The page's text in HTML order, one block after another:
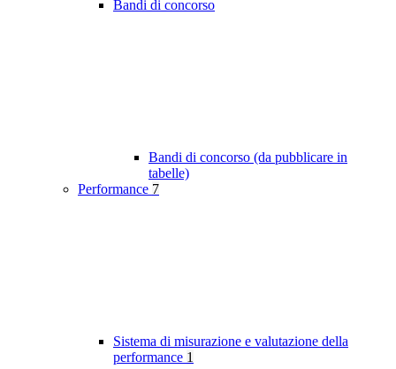
Bandi di concorso
Bandi di concorso (da pubblicare in
tabelle)
Performance 7
Sistema di misurazione e valutazione della
performance 1